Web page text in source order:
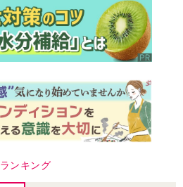
ランキング